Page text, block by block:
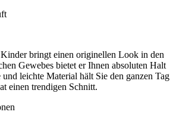
bringt einen originellen Look in den
Gewebes bietet er Ihnen absoluten Halt
leichte Material hält Sie den ganzen Tag
einen trendigen Schnitt.